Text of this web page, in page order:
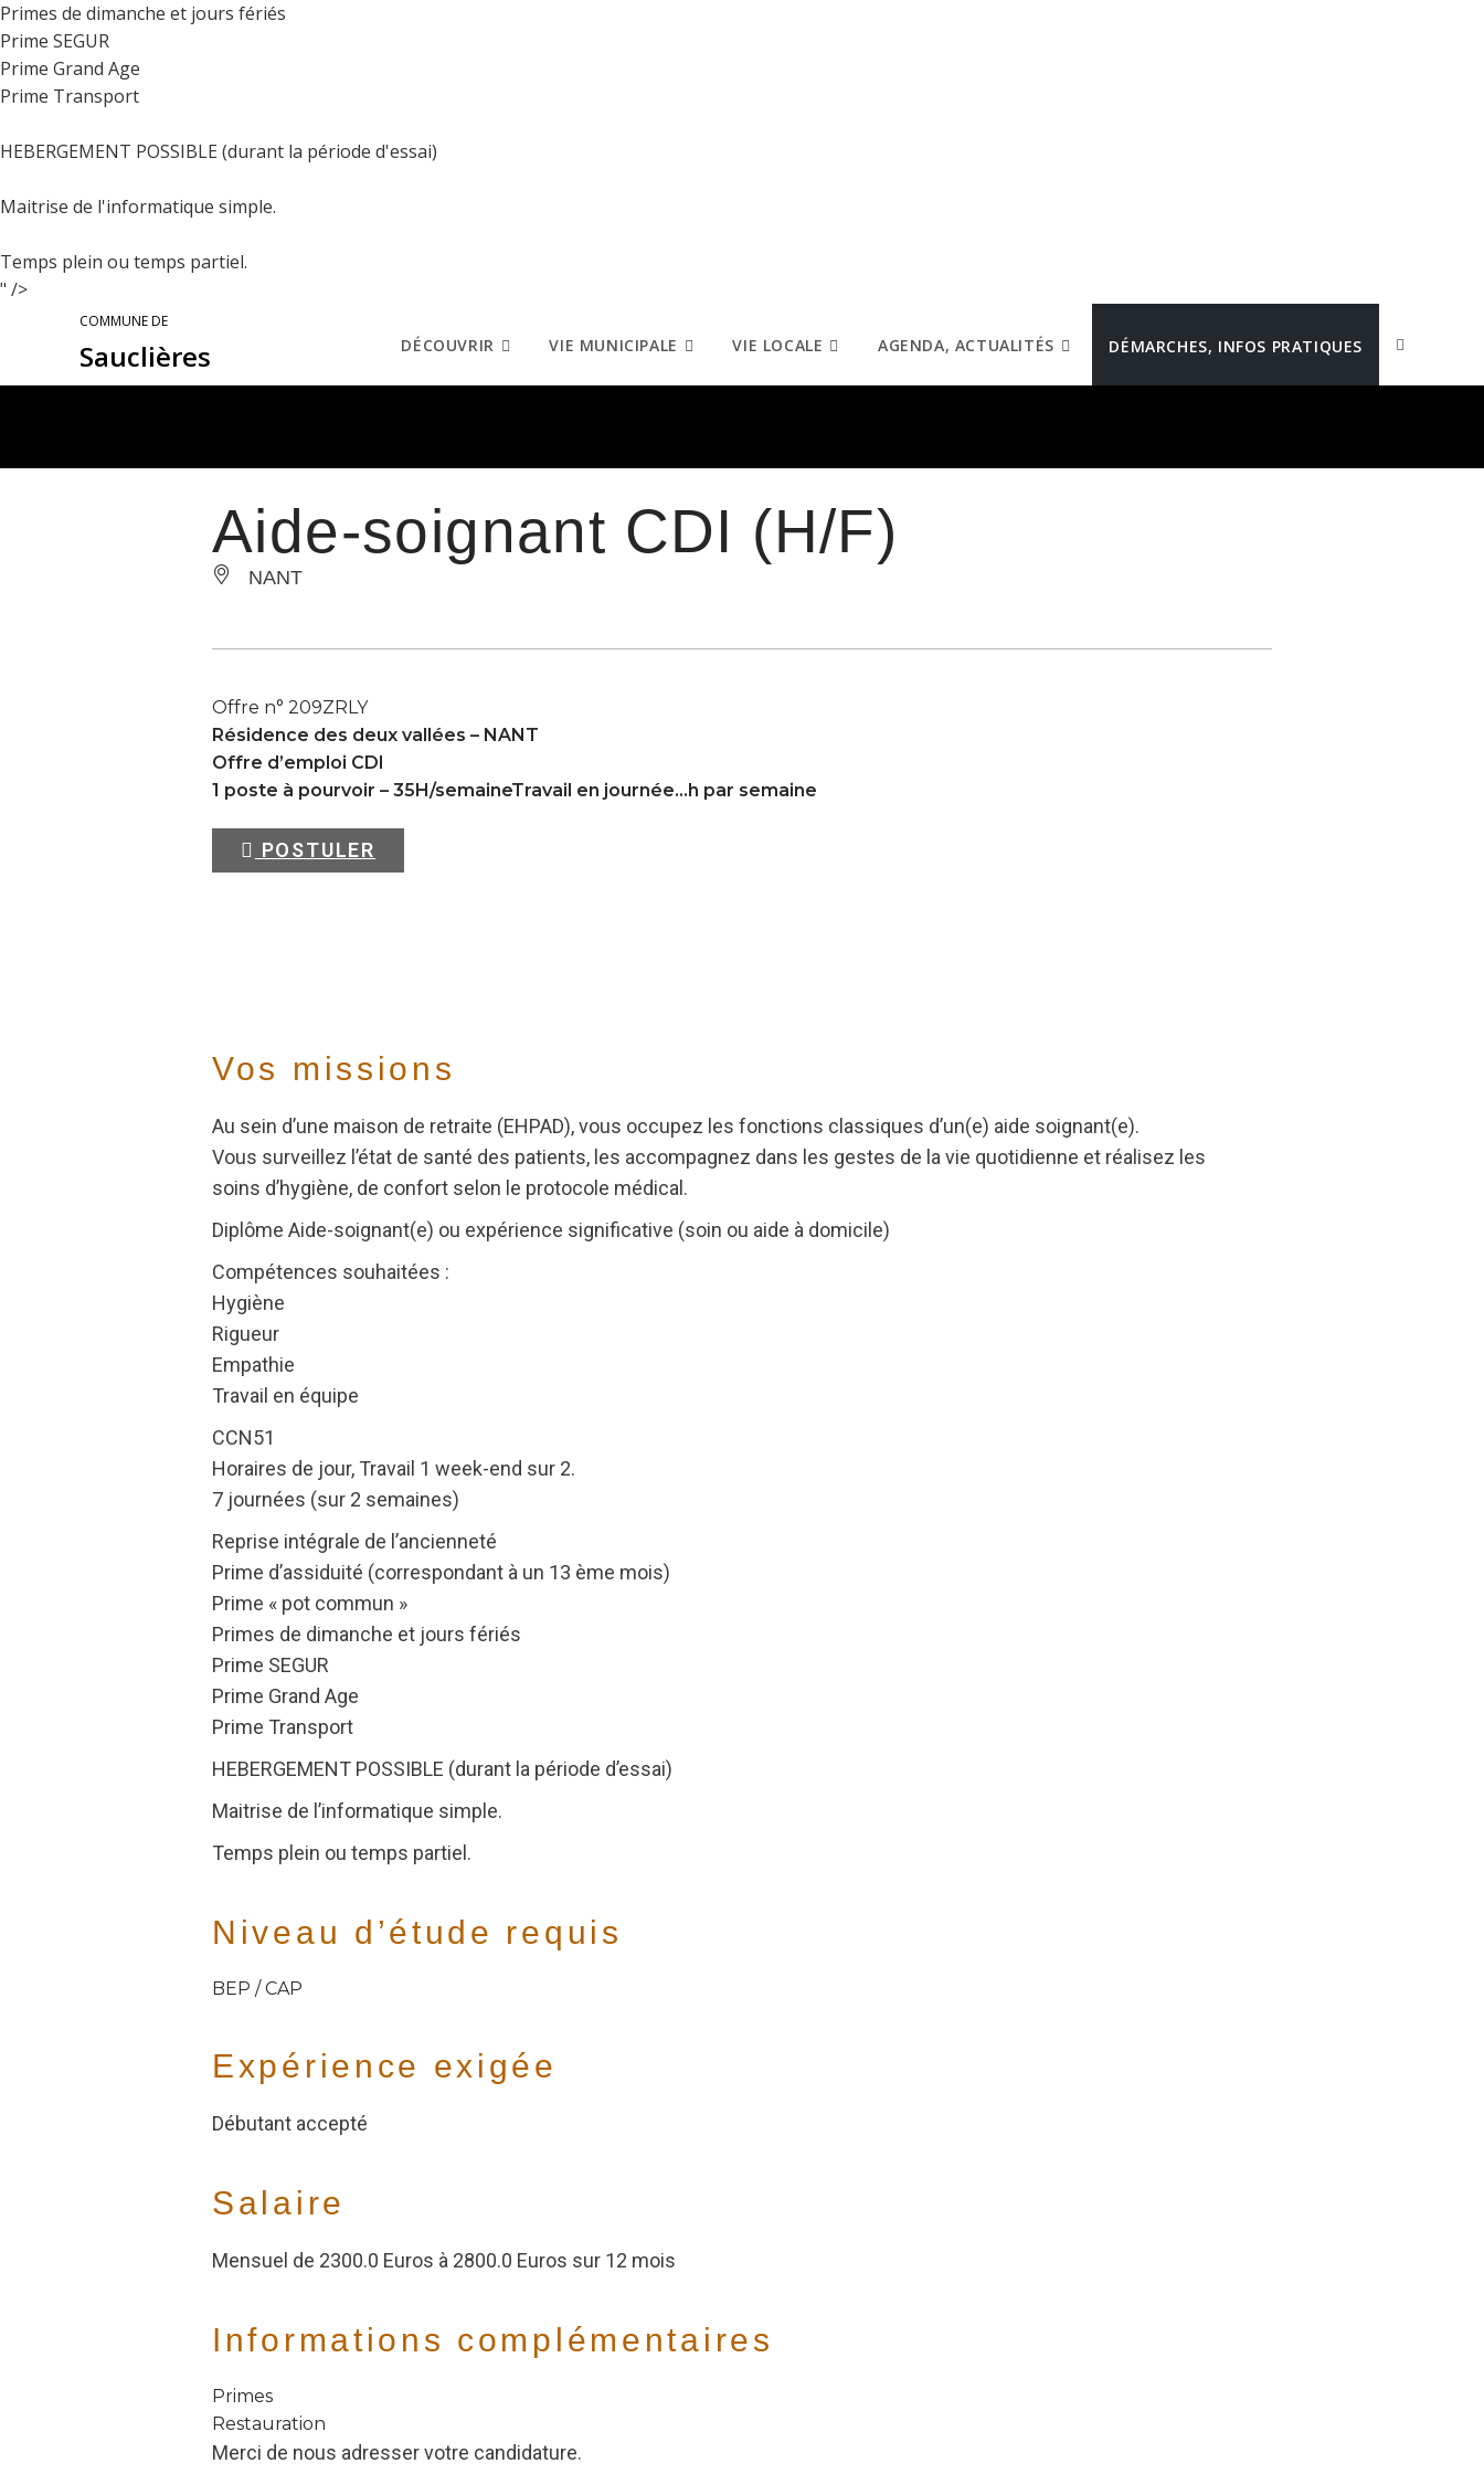
Primes de dimanche et jours fériés
Prime SEGUR
Prime Grand Age
Prime Transport
HEBERGEMENT POSSIBLE (durant la période d'essai)
Maitrise de l'informatique simple.
Temps plein ou temps partiel.
" />
COMMUNE DE
Sauclières DÉCOUVRIR VIE MUNICIPALE VIE LOCALE AGENDA, ACTUALITÉS DÉMARCHES, INFOS PRATIQUES
Aide-soignant CDI (H/F)
NANT
Offre n° 209ZRLY
Résidence des deux vallées – NANT
Offre d’emploi CDI
1 poste à pourvoir – 35H/semaineTravail en journée…h par semaine
POSTULER
Vos missions
Au sein d’une maison de retraite (EHPAD), vous occupez les fonctions classiques d’un(e) aide soignant(e).
Vous surveillez l’état de santé des patients, les accompagnez dans les gestes de la vie quotidienne et réalisez les
soins d’hygiène, de confort selon le protocole médical.
Diplôme Aide-soignant(e) ou expérience significative (soin ou aide à domicile)
Compétences souhaitées :
Hygiène
Rigueur
Empathie
Travail en équipe
CCN51
Horaires de jour, Travail 1 week-end sur 2.
7 journées (sur 2 semaines)
Reprise intégrale de l’ancienneté
Prime d’assiduité (correspondant à un 13 ème mois)
Prime « pot commun »
Primes de dimanche et jours fériés
Prime SEGUR
Prime Grand Age
Prime Transport
HEBERGEMENT POSSIBLE (durant la période d’essai)
Maitrise de l’informatique simple.
Temps plein ou temps partiel.
Niveau d’étude requis
BEP / CAP
Expérience exigée
Débutant accepté
Salaire
Mensuel de 2300.0 Euros à 2800.0 Euros sur 12 mois
Informations complémentaires
Primes
Restauration
Merci de nous adresser votre candidature.